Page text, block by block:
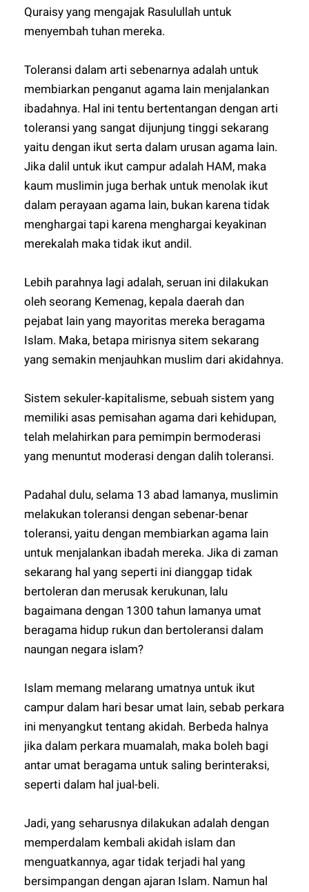
Quraisy yang mengajak Rasulullah untuk
menyembah tuhan mereka.
Toleransi dalam arti sebenarnya adalah untuk
membiarkan penganut agama lain menjalankan
ibadahnya. Hal ini tentu bertentangan dengan arti
toleransi yang sangat dijunjung tinggi sekarang
yaitu dengan ikut serta dalam urusan agama lain.
Jika dalil untuk ikut campur adalah HAM, maka
kaum muslimin juga berhak untuk menolak ikut
dalam perayaan agama lain, bukan karena tidak
menghargai tapi karena menghargai keyakinan
merekalah maka tidak ikut andil.
Lebih parahnya lagi adalah, seruan ini dilakukan
oleh seorang Kemenag, kepala daerah dan
pejabat lain yang mayoritas mereka beragama
Islam. Maka, betapa mirisnya sitem sekarang
yang semakin menjauhkan muslim dari akidahnya.
Sistem sekuler-kapitalisme, sebuah sistem yang
memiliki asas pemisahan agama dari kehidupan,
telah melahirkan para pemimpin bermoderasi
yang menuntut moderasi dengan dalih toleransi.
Padahal dulu, selama 13 abad lamanya, muslimin
melakukan toleransi dengan sebenar-benar
toleransi, yaitu dengan membiarkan agama lain
untuk menjalankan ibadah mereka. Jika di zaman
sekarang hal yang seperti ini dianggap tidak
bertoleran dan merusak kerukunan, lalu
bagaimana dengan 1300 tahun lamanya umat
beragama hidup rukun dan bertoleransi dalam
naungan negara islam?
Islam memang melarang umatnya untuk ikut
campur dalam hari besar umat lain, sebab perkara
ini menyangkut tentang akidah. Berbeda halnya
jika dalam perkara muamalah, maka boleh bagi
antar umat beragama untuk saling berinteraksi,
seperti dalam hal jual-beli.
Jadi, yang seharusnya dilakukan adalah dengan
memperdalam kembali akidah islam dan
menguatkannya, agar tidak terjadi hal yang
bersimpangan dengan ajaran Islam. Namun hal